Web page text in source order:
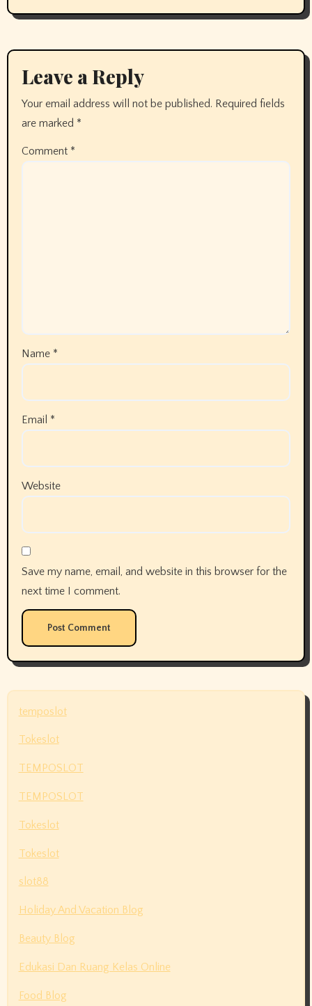
Leave a Reply
Your email address will not be published. Required fields
are marked *
Comment *
Name *
Email *
Website
Save my name, email, and website in this browser for the
next time I comment.
temposlot
Tokeslot
TEMPOSLOT
TEMPOSLOT
Tokeslot
Tokeslot
slot88
Holiday And Vacation Blog
Beauty Blog
Edukasi Dan Ruang Kelas Online
Food Blog